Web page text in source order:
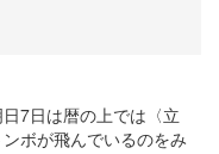
7日は暦の上では〈立
ボが飛んでいるのをみ